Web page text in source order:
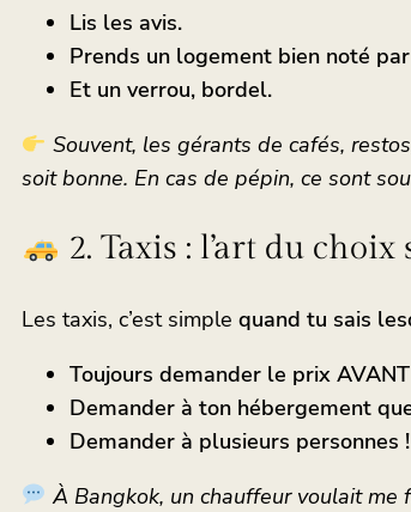
Lis les avis.
Prends un logement bien noté
Et un verrou, bordel.
Souvent, les gérants de cafés,
soit bonne. En cas de pépin, ce sont
2. Taxis : l’art du
Les taxis, c’est simple quand tu sais
Toujours demander le prix AVANT
Demander à ton hébergement
Demander à plusieurs personnes
À Bangkok, un chauffeur voulait me